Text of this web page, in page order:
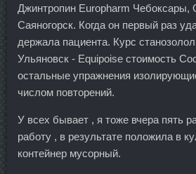
Джинтропин Europharm Чебоксары,
Саяногорск. Когда он первый раз
держала пациента. Курс
Ульяновск - Equipoise стоимость
остальные упражнения
числом повторений.
У всех бывает , я тоже вчера пять
работу , в результате положила в
контейнер мусорный.